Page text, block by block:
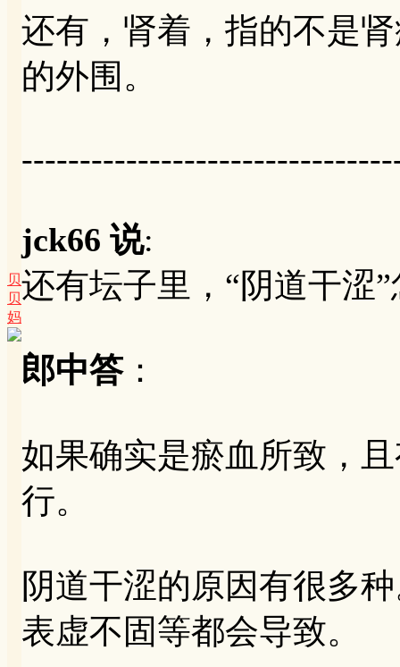
贝
贝
妈
还有，肾着，指的不是
的外围。
jck66 说:
还有坛子里，“阴道干涩
郎中答：
如果确实是瘀血所致，
行。
阴道干涩的原因有很多
表虚不固等都会导致。